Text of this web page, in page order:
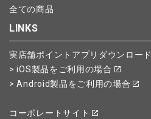
全ての商品
LINKS
実店舗ポイントアプリダウンロード
> iOS製品をご利用の場合
> Android製品をご利用の場合
コーポレートサイト